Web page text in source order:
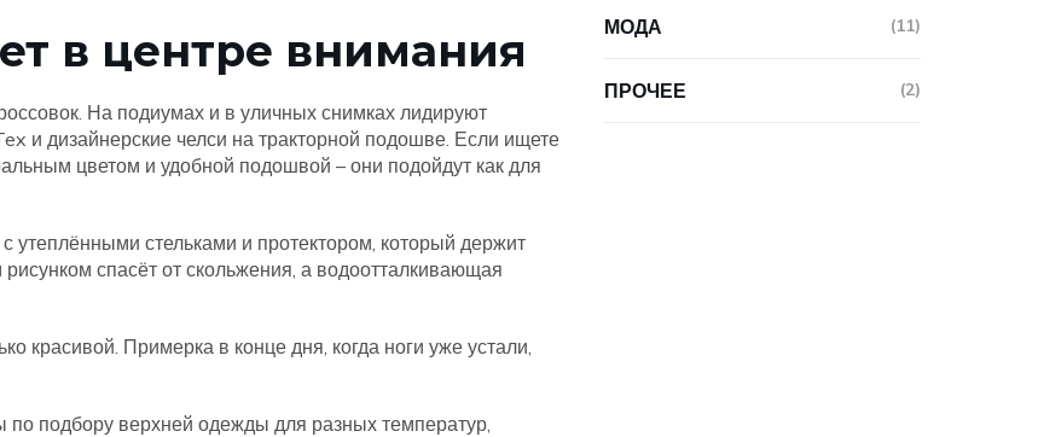
в центре внимания
На подиумах и в уличных снимках лидируют
и дизайнерские челси на тракторной подошве. Если ищете
цветом и удобной подошвой – они подойдут как для
стельками и протектором, который держит
спасёт от скольжения, а водоотталкивающая
красивой. Примерка в конце дня, когда ноги уже устали,
подбору верхней одежды для разных температур,
МОДА (11)
ПРОЧЕЕ (2)